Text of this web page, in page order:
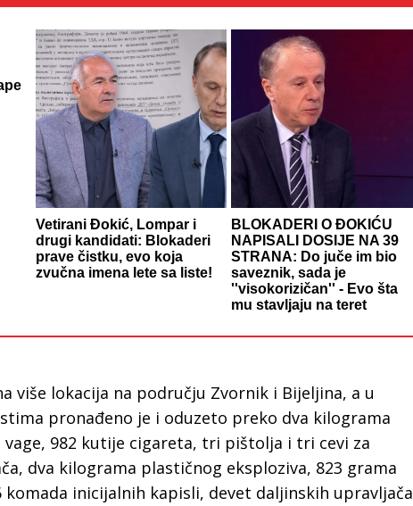
Vetirani Đokić, Lompar i
drugi kandidati: Blokaderi
prave čistku, evo koja
zvučna imena lete sa liste!
BLOKADERI O ĐOKIĆU
NAPISALI DOSIJE NA 39
STRANA: Do juče im bio
saveznik, sada je
''visokorizičan'' - Evo šta
mu stavljaju na teret
više lokacija na području Zvornik i Bijeljina, a u
pronađeno je i oduzeto preko dva kilograma
982 kutije cigareta, tri pištolja i tri cevi za
dva kilograma plastičnog eksploziva, 823 grama
inicijalnih kapisli, devet daljinskih upravljača